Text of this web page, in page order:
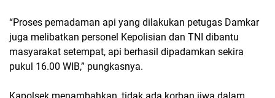
“Proses pemadaman api yang dilakukan petugas Damkar
juga melibatkan personel Kepolisian dan TNI dibantu
masyarakat setempat, api berhasil dipadamkan sekira
pukul 16.00 WIB,” pungkasnya.